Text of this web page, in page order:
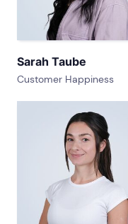
Sarah Taube
Customer Happiness